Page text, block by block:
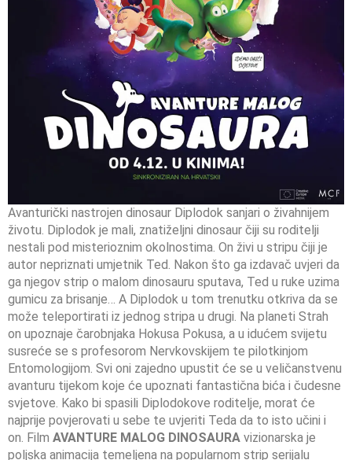
Avanturički nastrojen dinosaur Diplodok sanjari o živahnijem
životu. Diplodok je mali, znatiželjni dinosaur čiji su roditelji
nestali pod misterioznim okolnostima. On živi u stripu čiji je
autor nepriznati umjetnik Ted. Nakon što ga izdavač uvjeri da
ga njegov strip o malom dinosauru sputava, Ted u ruke uzima
gumicu za brisanje… A Diplodok u tom trenutku otkriva da se
može teleportirati iz jednog stripa u drugi. Na planeti Strah
on upoznaje čarobnjaka Hokusa Pokusa, a u idućem svijetu
susreće se s profesorom Nervkovskijem te pilotkinjom
Entomologijom. Svi oni zajedno upustit će se u veličanstvenu
avanturu tijekom koje će upoznati fantastična bića i čudesne
svjetove. Kako bi spasili Diplodokove roditelje, morat će
najprije povjerovati u sebe te uvjeriti Teda da to isto učini i
on. Film AVANTURE MALOG DINOSAURA vizionarska je
poljska animacija temeljena na popularnom strip serijalu